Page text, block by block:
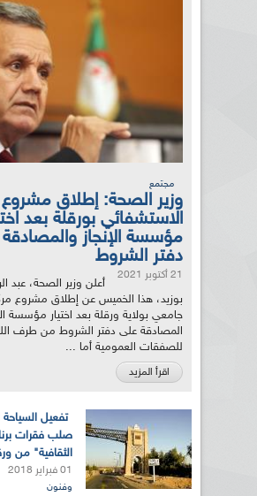
مجتمع
وزير الصحة: إطلاق مشروع
الاستشفائي بورقلة بعد
مؤسسة الإنجاز
دفتر الشروط
21 أكتوبر 2021
أعلن وزير الصحة، عبد
بوزيد، هذا الخميس عن إطلاق مشروع
جامعي بولاية ورقلة بعد اختيار مؤسسة
المصادقة على دفتر الشروط من طرف
للصفقات العمومية أما ...
اقرأ المزيد
تفعيل السياحة
صلب فقرات
الثقافية" من
01 فبراير 2018
وفنون